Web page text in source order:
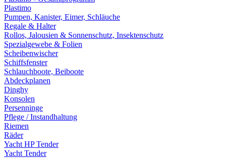
Plastimo
Pumpen, Kanister, Eimer, Schläuche
Regale & Halter
Rollos, Jalousien & Sonnenschutz, Insektenschutz
Spezialgewebe & Folien
Scheibenwischer
Schiffsfenster
Schlauchboote, Beiboote
Abdeckplanen
Dinghy
Konsolen
Persenninge
Pflege / Instandhaltung
Riemen
Räder
Yacht HP Tender
Yacht Tender